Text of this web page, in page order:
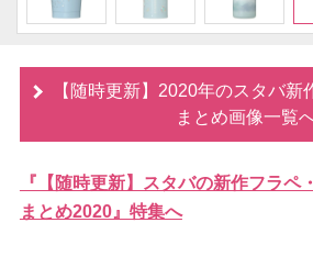
【随時更新】2020年のスタバ
まとめ画像一覧
『【随時更新】スタバの新作フラペ
まとめ2020』特集へ